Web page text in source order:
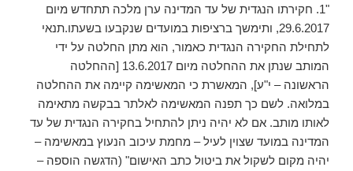
"1. חקירתו הנגדית של עד המדינה ערן מלכה תתחדש מיום
29.6.2017, ותימשך ברציפות במועדים שנקבעו בשעתו.תנאי
לתחילת החקירה הנגדית כאמור, הוא מתן החלטה על ידי
המותב שנתן את ההחלטה מיום 13.6.2017 [ההחלטה
הראשונה – י"ע], המאשרת כי המאשימה קיימה את ההחלטה
במלואה. לשם כך תפנה המאשימה לאלתר בבקשה מתאימה
לאותו מותב. אם לא יהיה ניתן להתחיל בחקירה הנגדית של עד
המדינה במועד שצוין לעיל – מחמת עיכוב הנעוץ במאשימה –
יהיה מקום לשקול את ביטול כתב האישום" (הדגשה הוספה –